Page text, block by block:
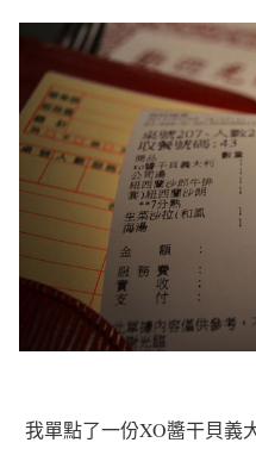
我單點了一份XO醬干貝義